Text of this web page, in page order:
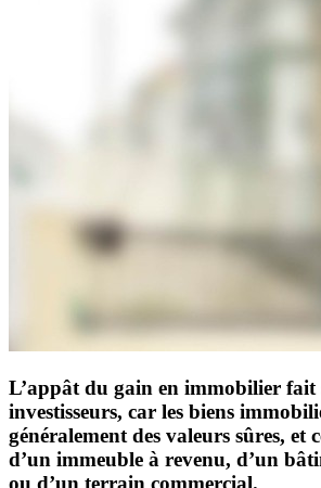
L’appât du gain en immobilier fait
investisseurs, car les biens
généralement des valeurs sûres, et
d’un immeuble à revenu, d’un
ou d’un terrain commercial.